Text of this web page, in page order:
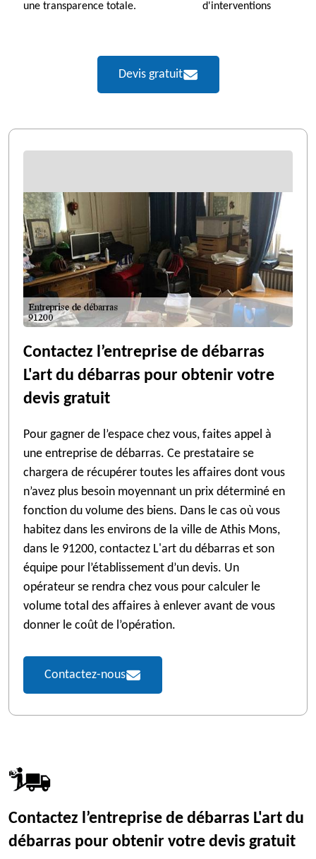
une transparence totale.
d'interventions
Devis gratuit
Contactez l’entreprise de débarras
L'art du débarras pour obtenir votre
devis gratuit
Pour gagner de l’espace chez vous, faites appel à
une entreprise de débarras. Ce prestataire se
chargera de récupérer toutes les affaires dont vous
n’avez plus besoin moyennant un prix déterminé en
fonction du volume des biens. Dans le cas où vous
habitez dans les environs de la ville de Athis Mons,
dans le 91200, contactez L'art du débarras et son
équipe pour l’établissement d’un devis. Un
opérateur se rendra chez vous pour calculer le
volume total des affaires à enlever avant de vous
donner le coût de l’opération.
Contactez-nous
Contactez l’entreprise de débarras L'art du
débarras pour obtenir votre devis gratuit